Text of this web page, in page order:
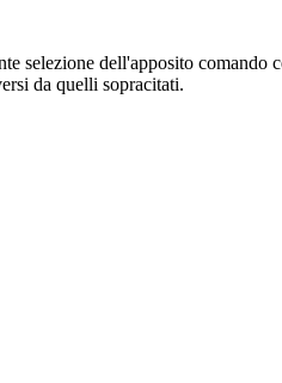
selezione dell'apposito
da quelli sopracitati.